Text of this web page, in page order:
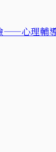
——心理輔